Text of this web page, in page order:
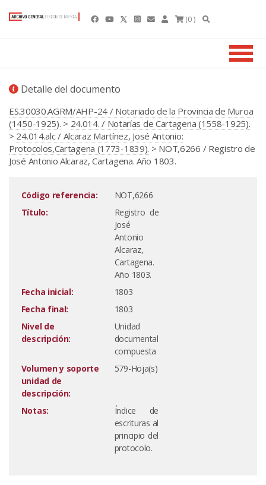
(0 )
Detalle del documento
ES.30030.AGRM/AHP-24 / Notariado de la Provincia de Murcia
(1450-1925). > 24.014. / Notarías de Cartagena (1558-1925).
> 24.014.alc / Alcaraz Martínez, José Antonio:
Protocolos,Cartagena (1773-1839). > NOT,6266 / Registro de
José Antonio Alcaraz, Cartagena. Año 1803.
Código referencia:
NOT,6266
Título:
Registro de
José
Antonio
Alcaraz,
Cartagena.
Año 1803.
Fecha inicial:
1803
Fecha final:
1803
Nivel de
descripción:
Unidad
documental
compuesta
Volumen y soporte
unidad de
descripción:
579-Hoja(s)
Notas:
Índice de
escrituras al
principio del
protocolo.